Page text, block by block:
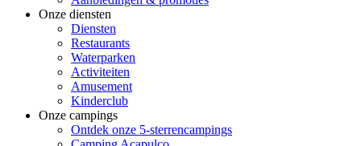
Onze diensten
Diensten
Restaurants
Waterparken
Activiteiten
Amusement
Kinderclub
Onze campings
Ontdek onze 5-sterrencampings